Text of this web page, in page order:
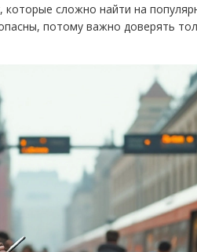
которые сложно найти на
потому важно доверять